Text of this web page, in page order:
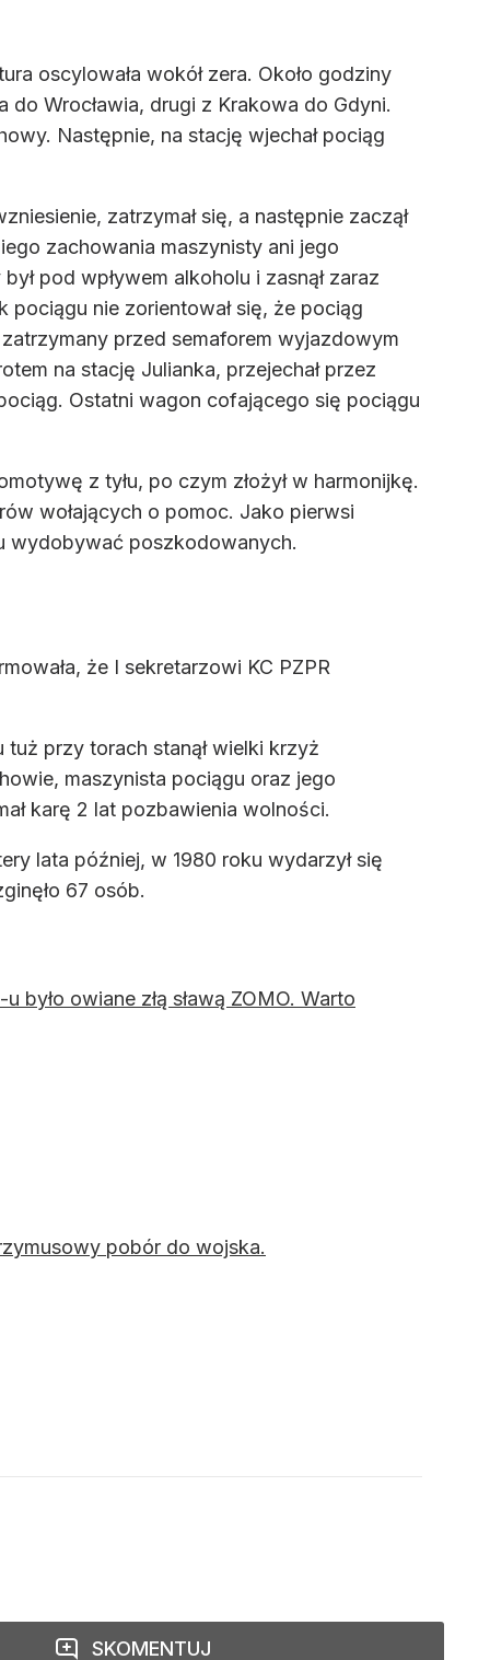
oscylowała wokół zera. Około godziny
Wrocławia, drugi z Krakowa do Gdyni.
Następnie, na stację wjechał pociąg
zatrzymał się, a następnie zaczął
zachowania maszynisty ani jego
pod wpływem alkoholu i zasnął zaraz
pociągu nie zorientował się, że pociąg
przed semaforem wyjazdowym
na stację Julianka, przejechał przez
Ostatni wagon cofającego się pociągu
z tyłu, po czym złożył w harmonijkę.
wołających o pomoc. Jako pierwsi
wydobywać poszkodowanych.
że I sekretarzowi KC PZPR
przy torach stanął wielki krzyż
maszynista pociągu oraz jego
karę 2 lat pozbawienia wolności.
lata później, w 1980 roku wydarzył się
67 osób.
owiane złą sławą ZOMO. Warto
pobór do wojska.
SKOMENTUJ